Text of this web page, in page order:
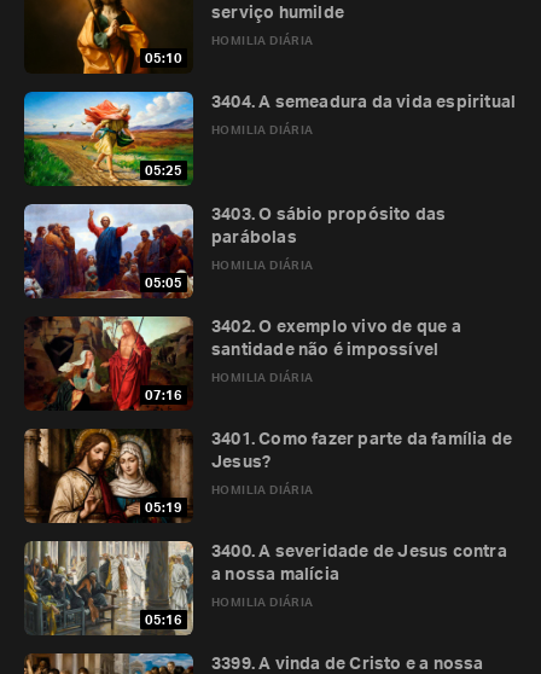
05:10
HOMILIA DIÁRIA
serviço humilde
05:25
HOMILIA DIÁRIA
3404. A semeadura da vida espiritual
05:05
HOMILIA DIÁRIA
3403. O sábio propósito das
parábolas
07:16
HOMILIA DIÁRIA
3402. O exemplo vivo de que a
santidade não é impossível
05:19
HOMILIA DIÁRIA
3401. Como fazer parte da família de
Jesus?
05:16
HOMILIA DIÁRIA
3400. A severidade de Jesus contra
a nossa malícia
3399. A vinda de Cristo e a nossa